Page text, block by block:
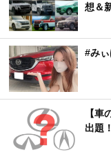
想＆
#み
【車
出題！